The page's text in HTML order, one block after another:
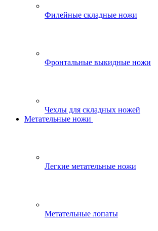
Филейные складные ножи
Фронтальные выкидные ножи
Чехлы для складных ножей
Метательные ножи
Легкие метательные ножи
Метательные лопаты